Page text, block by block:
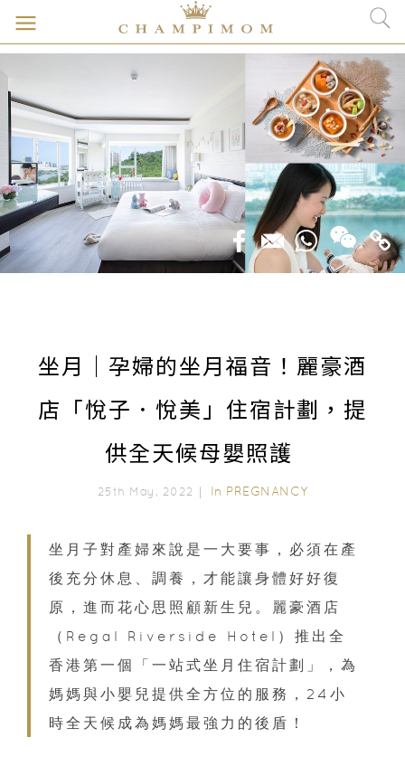
坐月｜孕婦的坐月福音！麗豪酒
店「悅子．悅美」住宿計劃，提
供全天候母嬰照護
25th May, 2022｜ In PREGNANCY
坐月子對產婦來說是一大要事，必須在產
後充分休息、調養，才能讓身體好好復
原，進而花心思照顧新生兒。麗豪酒店
（Regal Riverside Hotel）推出全
香港第一個「一站式坐月住宿計劃」，為
媽媽與小嬰兒提供全方位的服務，24小
時全天候成為媽媽最強力的後盾！